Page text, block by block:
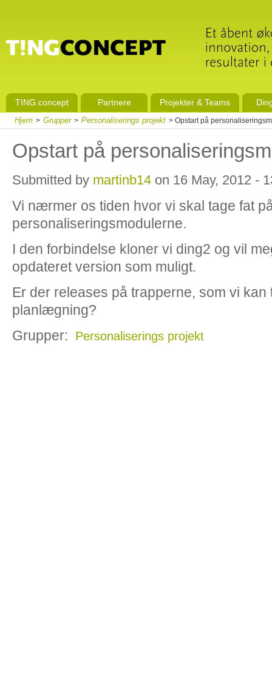
TING.concept Partnere Projekter & Teams
Hjem > Grupper > Personaliserings projekt > Opstart på
Opstart på
Submitted by martinb14 on 16 May, 2012 -
Vi nærmer os tiden hvor vi skal tage fat
personaliseringsmodulerne.
I den forbindelse kloner vi ding2 og vil
opdateret version som muligt.
Er der releases på trapperne, som vi
planlægning?
Grupper:
Personaliserings projekt